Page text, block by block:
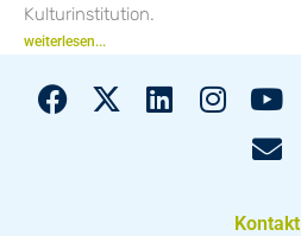
Kulturinstitution.
weiterlesen...
Kontakt